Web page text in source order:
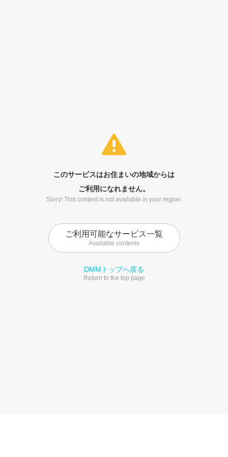
このサービスはお住まいの地域からは
ご利用になれません。
Sorry! This content is not available in your region.
ご利用可能なサービス一覧
Available contents
DMMトップへ戻る
Return to the top page